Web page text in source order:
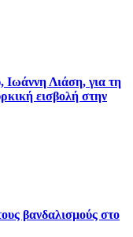
Λιάση, για τη
εισβολή στην
βανδαλισμούς στο